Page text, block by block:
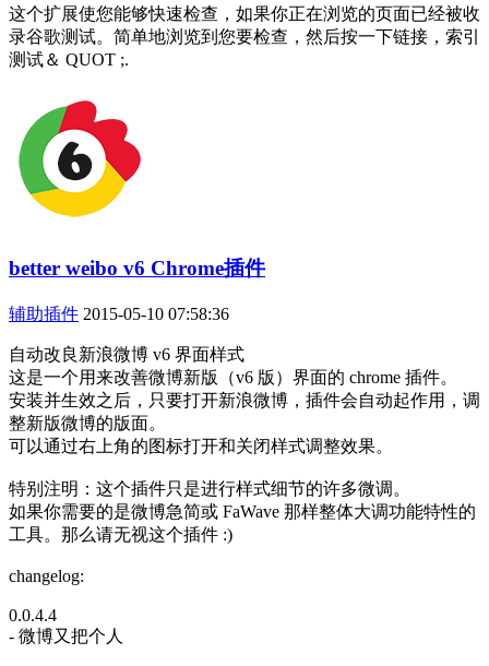
这个扩展使您能够快速检查，如果你正在浏览的页面已经被收
录谷歌测试。简单地浏览到您要检查，然后按一下链接，索引
测试＆ QUOT ;.
better weibo v6 Chrome插件
辅助插件 2015-05-10 07:58:36
自动改良新浪微博 v6 界面样式
这是一个用来改善微博新版（v6 版）界面的 chrome 插件。
安装并生效之后，只要打开新浪微博，插件会自动起作用，调
整新版微博的版面。
可以通过右上角的图标打开和关闭样式调整效果。
特别注明：这个插件只是进行样式细节的许多微调。
如果你需要的是微博急简或 FaWave 那样整体大调功能特性的
工具。那么请无视这个插件 :)
changelog:
0.0.4.4
- 微博又把个人